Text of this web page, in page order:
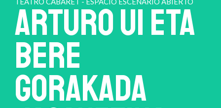
ARTURO UI eta
bere
GORAKADA